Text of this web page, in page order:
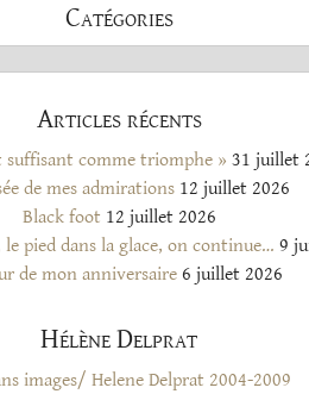
Catégories
Articles récents
suffisant comme triomphe » 31 juillet
de mes admirations 12 juillet 2026
Black foot 12 juillet 2026
le pied dans la glace, on continue… 9
de mon anniversaire 6 juillet 2026
Hélène Delprat
images/ Helene Delprat 2004-2009